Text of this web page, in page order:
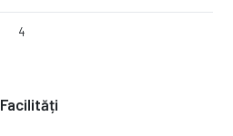
4
Facilități